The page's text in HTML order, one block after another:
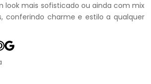
look mais sofisticado ou ainda com mix
conferindo charme e estilo a qualquer